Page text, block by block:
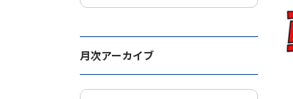
月次アーカイブ